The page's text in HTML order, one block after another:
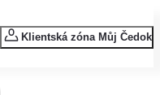
Klientská zóna Můj Čedok